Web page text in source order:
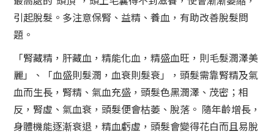
引起脫髮。多注意保腎、益精、養血，有助改善脫髮問
題。
「腎藏精，肝藏血，精能化血，精盛血旺，則毛髮潤澤美
麗」、「血盛則髮潤，血衰則髮衰」，頭髮需靠腎精及氣
血而生長，腎精、氣血充盛，頭髮色黑潤澤、茂密；相
反，腎虛、氣血衰，頭髮便會枯萎、脫落。 隨年齡增長，
身體機能逐漸衰退，精血虧虛，頭髮會變得花白而且易脫